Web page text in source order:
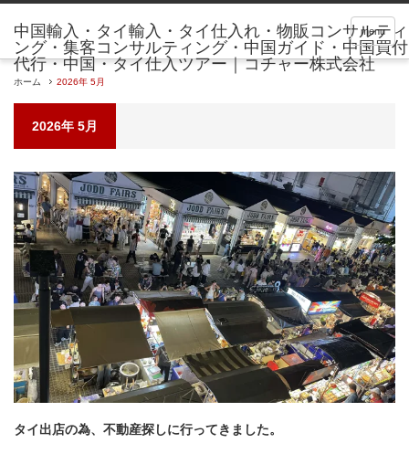
menu
ホーム 2026年 5月
2026年 5月
タイ出店の為、不動産探しに行ってきました。